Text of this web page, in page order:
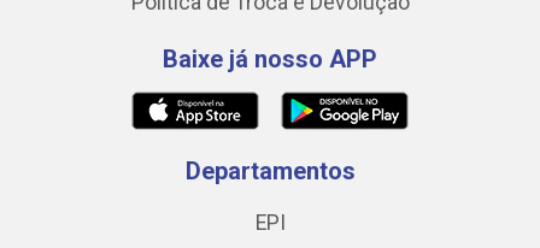
Baixe já nosso APP
Departamentos
EPI